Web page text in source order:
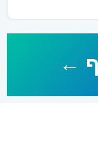
←